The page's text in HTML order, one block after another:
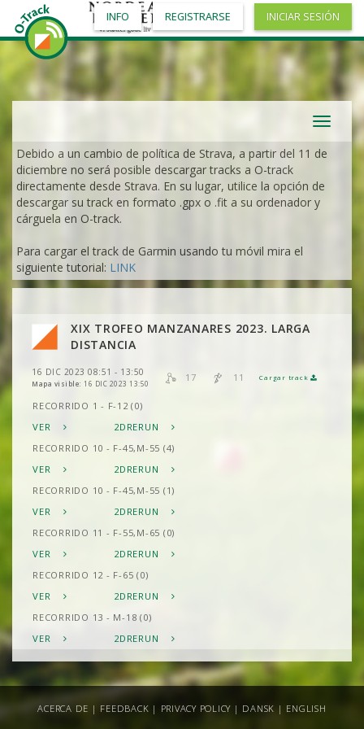
Toggle
Debido a un cambio de política de Strava, a partir del 11 de
diciembre no será posible descargar tracks a O-track
directamente desde Strava. En su lugar, utilice la opción de
descargar su track en formato .gpx o .fit a su ordenador y
cárguela en O-track.
Para cargar el track de Garmin usando tu móvil mira el
siguiente tutorial: LINK
XIX TROFEO MANZANARES 2023. LARGA
DISTANCIA
16 DIC 2023 08:51 - 13:50
Mapa visible: 16 DIC 2023 13:50
17 11 Cargar track
RECORRIDO 1 - F-12 (0)
VER
2DRERUN
RECORRIDO 10 - F-45,M-55 (4)
VER
2DRERUN
RECORRIDO 10 - F-45,M-55 (1)
VER
2DRERUN
RECORRIDO 11 - F-55,M-65 (0)
VER
2DRERUN
RECORRIDO 12 - F-65 (0)
VER
2DRERUN
RECORRIDO 13 - M-18 (0)
VER
2DRERUN
RECORRIDO 14 - F-21B,M-21B (2)
2DRERUN
INFO REGISTRARSE INICIAR SESIÓN
ACERCA DE | FEEDBACK | PRIVACY POLICY | DANSK | ENGLISH